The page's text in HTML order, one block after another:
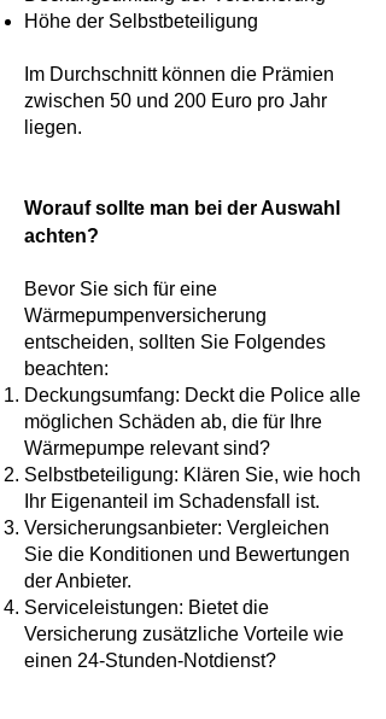
Höhe der Selbstbeteiligung
Im Durchschnitt können die Prämien
zwischen 50 und 200 Euro pro Jahr
liegen.
Worauf sollte man bei der Auswahl
achten?
Bevor Sie sich für eine
Wärmepumpenversicherung
entscheiden, sollten Sie Folgendes
beachten:
Deckungsumfang: Deckt die Police alle
möglichen Schäden ab, die für Ihre
Wärmepumpe relevant sind?
Selbstbeteiligung: Klären Sie, wie hoch
Ihr Eigenanteil im Schadensfall ist.
Versicherungsanbieter: Vergleichen
Sie die Konditionen und Bewertungen
der Anbieter.
Serviceleistungen: Bietet die
Versicherung zusätzliche Vorteile wie
einen 24-Stunden-Notdienst?